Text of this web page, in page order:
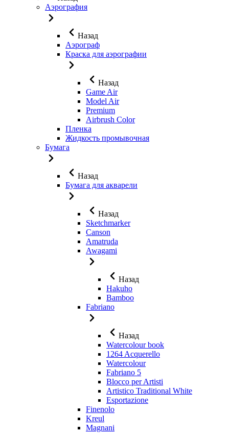
Аэрография
Назад
Аэрограф
Краска для аэрографии
Назад
Game Air
Model Air
Premium
Airbrush Color
Пленка
Жидкость промывочная
Бумага
Назад
Бумага для акварели
Назад
Sketchmarker
Canson
Amatruda
Awagami
Назад
Hakuho
Bamboo
Fabriano
Назад
Watercolour book
1264 Acquerello
Watercolour
Fabriano 5
Blocco per Artisti
Artistico Traditional White
Esportazione
Finenolo
Kreul
Magnani